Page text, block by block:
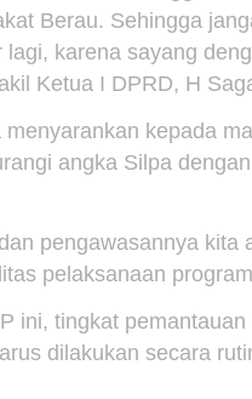
Berau. Sehingga
karena sayang
Ketua I DPRD, H
kepada
angka Silpa
pengawasannya
pelaksanaan
ini, tingkat
dilakukan secara